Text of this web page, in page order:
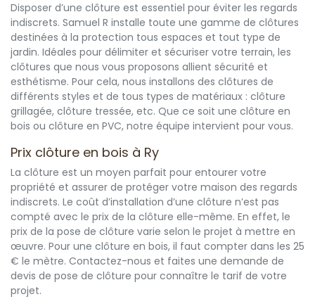
Disposer d’une clôture est essentiel pour éviter les regards
indiscrets. Samuel R installe toute une gamme de clôtures
destinées à la protection tous espaces et tout type de
jardin. Idéales pour délimiter et sécuriser votre terrain, les
clôtures que nous vous proposons allient sécurité et
esthétisme. Pour cela, nous installons des clôtures de
différents styles et de tous types de matériaux : clôture
grillagée, clôture tressée, etc. Que ce soit une clôture en
bois ou clôture en PVC, notre équipe intervient pour vous.
Prix clôture en bois à Ry
La clôture est un moyen parfait pour entourer votre
propriété et assurer de protéger votre maison des regards
indiscrets. Le coût d’installation d’une clôture n’est pas
compté avec le prix de la clôture elle-même. En effet, le
prix de la pose de clôture varie selon le projet à mettre en
œuvre. Pour une clôture en bois, il faut compter dans les 25
€ le mètre. Contactez-nous et faites une demande de
devis de pose de clôture pour connaître le tarif de votre
projet.